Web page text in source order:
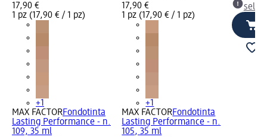
17,90 €
1 pz (17,90 € / 1 pz)
+1
MAX FACTORFondotinta
Lasting Performance - n.
109, 35 ml
17,90 €
1 pz (17,90 € / 1 pz)
+1
MAX FACTORFondotinta
Lasting Performance - n.
105, 35 ml